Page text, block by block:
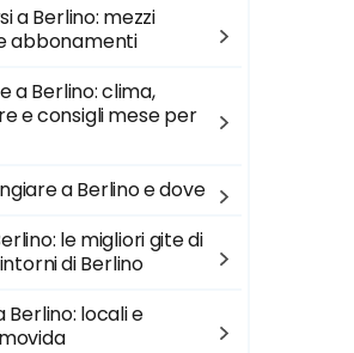
a Berlino: mezzi
abbonamenti
a Berlino: clima,
e consigli mese per
a Berlino e dove
le migliori gite di
di Berlino
locali e